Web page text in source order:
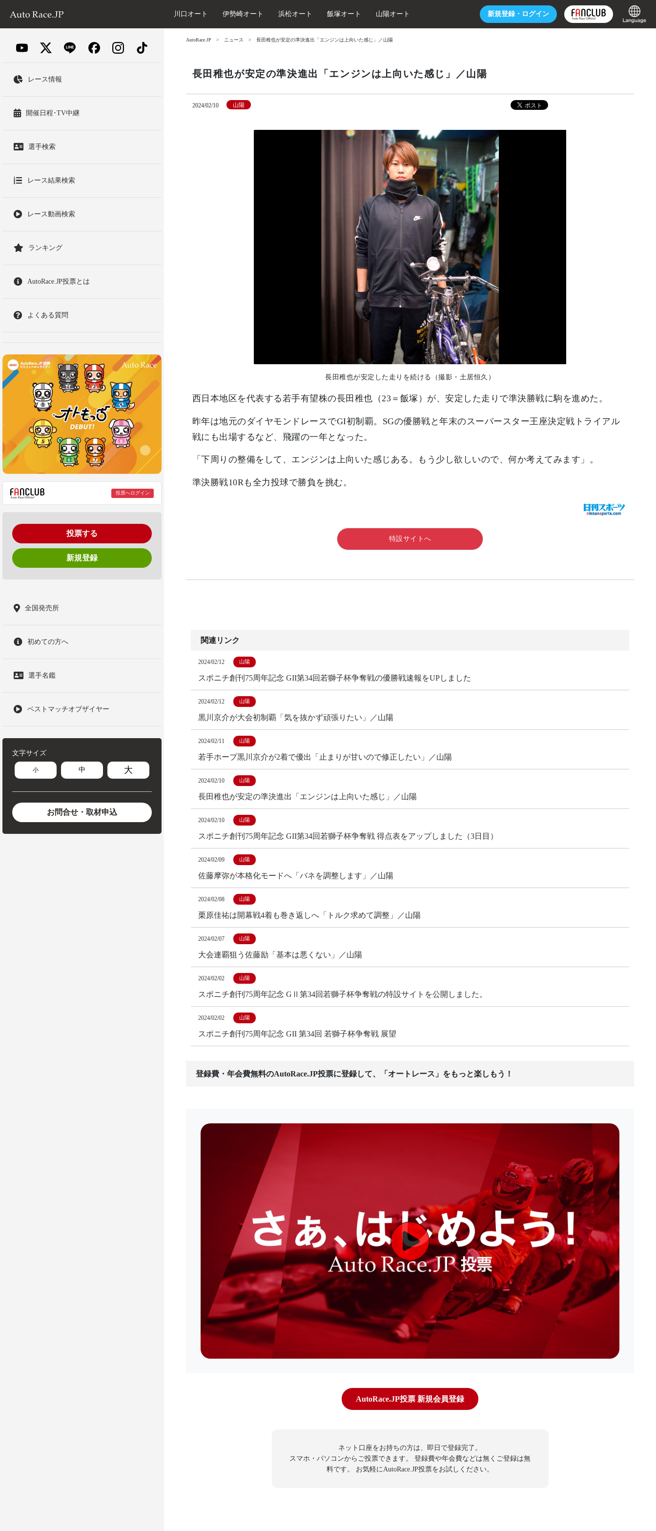
新規登録・ ログイン
川口オート 伊勢崎オート 浜松オート 飯塚オート 山陽オート
レース情報
開催日程･TV中継
選手検索
レース結果検索
レース動画検索
ランキング
AutoRace.JP投票とは
よくある質問
投票へログイン
投票する
新規登録
全国発売所
初めての方へ
選手名鑑
ベストマッチオブザイヤー
文字サイズ
小 中 大
お問合せ・取材申込
AutoRace.JP ニュース 長田稚也が安定の準決進出「エンジンは上向いた感じ」／山陽
長田稚也が安定の準決進出「エンジンは上向いた感じ」／山陽
2024/02/10 山陽
長田稚也が安定した走りを続ける（撮影・土居恒久）
西日本地区を代表する若手有望株の長田稚也（23＝飯塚）が、安定した走りで準決勝戦に駒を進めた。
昨年は地元のダイヤモンドレースでGI初制覇。SGの優勝戦と年末のスーパースター王座決定戦トライアル
戦にも出場するなど、飛躍の一年となった。
「下周りの整備をして、エンジンは上向いた感じある。もう少し欲しいので、何か考えてみます」。
準決勝戦10Rも全力投球で勝負を挑む。
特設サイトへ
関連リンク
2024/02/12 山陽
スポニチ創刊75周年記念 GII第34回若獅子杯争奪戦の優勝戦速報をUPしました
2024/02/12 山陽
黒川京介が大会初制覇「気を抜かず頑張りたい」／山陽
2024/02/11 山陽
若手ホープ黒川京介が2着で優出「止まりが甘いので修正したい」／山陽
2024/02/10 山陽
長田稚也が安定の準決進出「エンジンは上向いた感じ」／山陽
2024/02/10 山陽
スポニチ創刊75周年記念 GII第34回若獅子杯争奪戦 得点表をアップしました（3日目）
2024/02/09 山陽
佐藤摩弥が本格化モードへ「バネを調整します」／山陽
2024/02/08 山陽
栗原佳祐は開幕戦4着も巻き返しへ「トルク求めて調整」／山陽
2024/02/07 山陽
大会連覇狙う佐藤励「基本は悪くない」／山陽
2024/02/02 山陽
スポニチ創刊75周年記念 GⅡ第34回若獅子杯争奪戦の特設サイトを公開しました。
2024/02/02 山陽
スポニチ創刊75周年記念 GII 第34回 若獅子杯争奪戦 展望
登録費・年会費無料のAutoRace.JP投票に登録して、「オートレース」をもっと楽しもう！
AutoRace.JP投票 新規会員登録
ネット口座をお持ちの方は、即日で登録完了。
スマホ・パソコンからご投票できます。
登録費や年会費などは無くご登録は無
料です。
お気軽にAutoRace.JP投票をお試しください。